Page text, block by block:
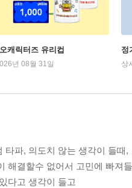
캐릭터즈 유리컵
년 08월 31일
정
상
타파, 의도치 않는 생각이 들때,
해결할수 없어서 고민에 빠져
다고 생각이 들고